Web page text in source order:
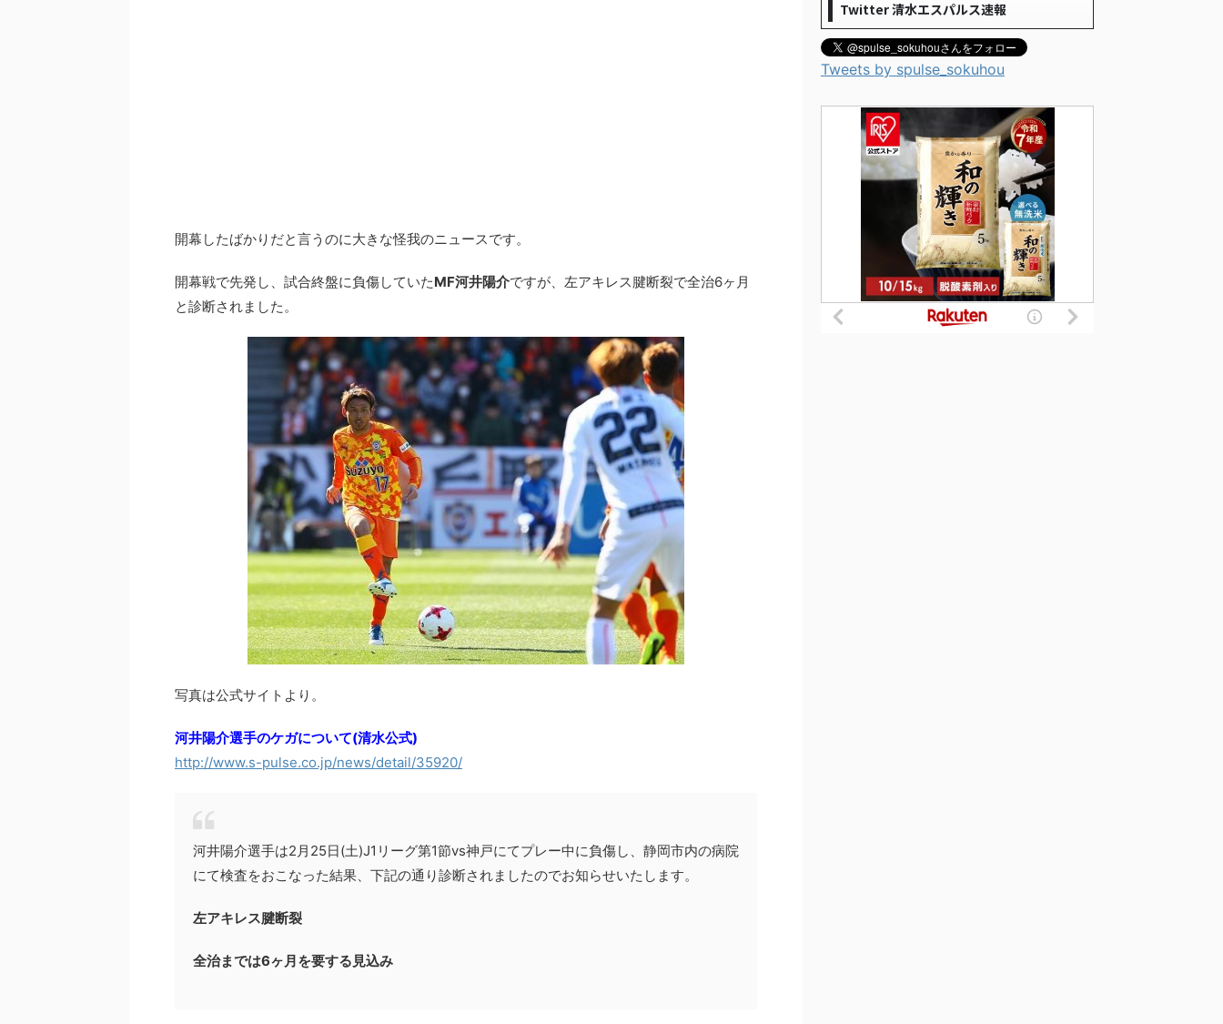
開幕したばかりだと言うのに大きな怪我のニュースです。
開幕戦で先発し、試合終盤に負傷していたMF河井陽介ですが、左アキレス腱断裂で全治6ヶ月
と診断されました。
写真は公式サイトより。
河井陽介選手のケガについて(清水公式)
http://www.s-pulse.co.jp/news/detail/35920/
河井陽介選手は2月25日(土)J1リーグ第1節vs神戸にてプレー中に負傷し、静岡市内の病院
にて検査をおこなった結果、下記の通り診断されましたのでお知らせいたします。
左アキレス腱断裂
全治までは6ヶ月を要する見込み
Twitter 清水エスパルス速報
Tweets by spulse_sokuhou